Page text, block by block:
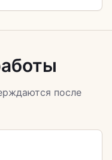
после